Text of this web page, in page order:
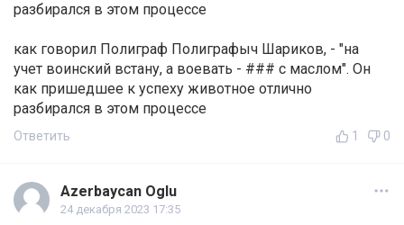
разбирался в этом процессе
как говорил Полиграф Полиграфыч Шариков, - "на
учет воинский встану, а воевать - ### с маслом". Он
как пришедшее к успеху животное отлично
разбирался в этом процессе
Ответить 1 0
Azerbaycan Oglu
24 декабря 2023 17:35